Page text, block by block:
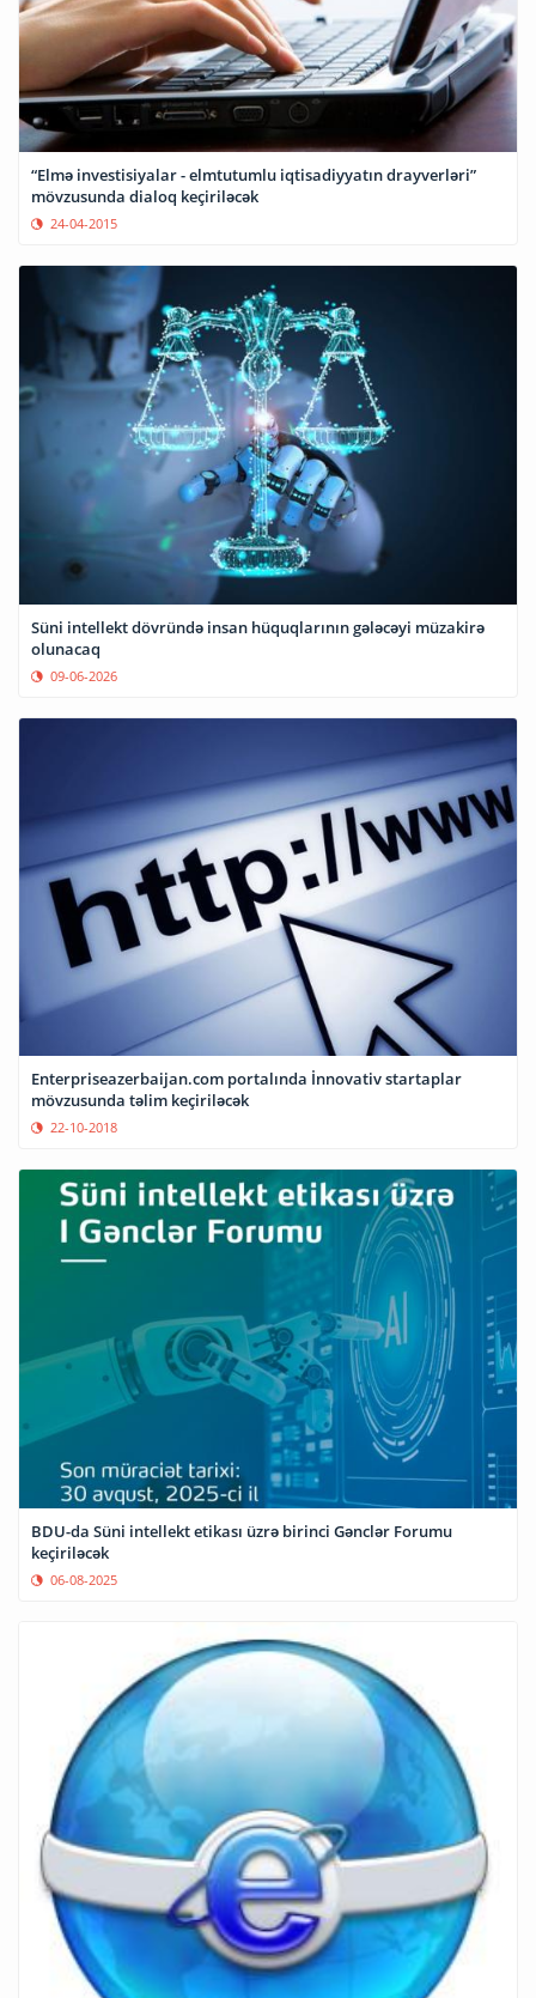
“Elmə investisiyalar - elmtutumlu iqtisadiyyatın drayverləri”
mövzusunda dialoq keçiriləcək
24-04-2015
Süni intellekt dövründə insan hüquqlarının gələcəyi müzakirə
olunacaq
09-06-2026
Enterpriseazerbaijan.com portalında İnnovativ startaplar
mövzusunda təlim keçiriləcək
22-10-2018
BDU-da Süni intellekt etikası üzrə birinci Gənclər Forumu
keçiriləcək
06-08-2025